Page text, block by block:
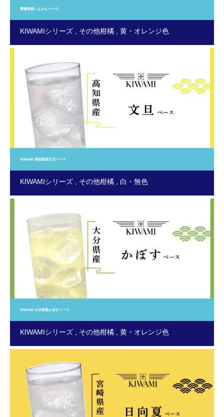
愛媛県産いよかんベース
KIWAMIシリーズ その他柑橘 黄・オレンジ色
KIWAMI 高知県産文旦ベース
KIWAMIシリーズ その他柑橘 白・無色
KIWAMI 大分県産かぼすベース
KIWAMIシリーズ その他柑橘 黄・オレンジ色